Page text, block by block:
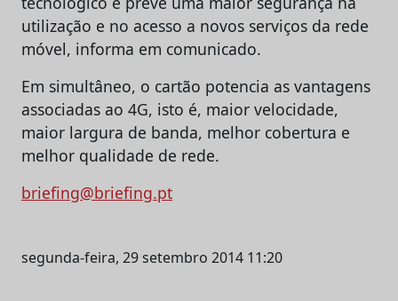
utilização e no acesso a novos serviços da rede
móvel, informa em comunicado.
Em simultâneo, o cartão potencia as vantagens
associadas ao 4G, isto é, maior velocidade,
maior largura de banda, melhor cobertura e
melhor qualidade de rede.
briefing@briefing.pt
segunda-feira, 29 setembro 2014 11:20